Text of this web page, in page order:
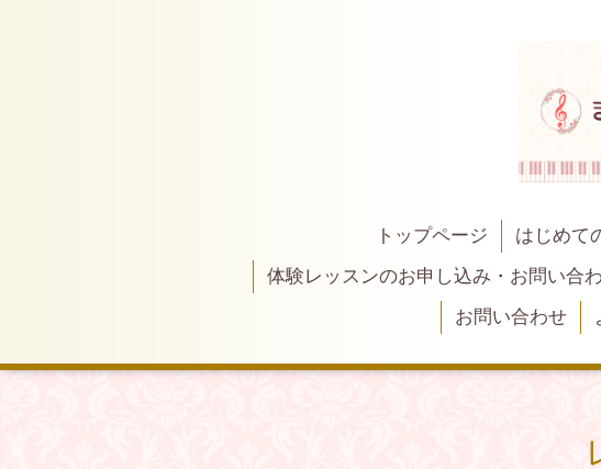
トップページ はじめて
体験レッスンのお申し込み・お問い合
お問い合わせ